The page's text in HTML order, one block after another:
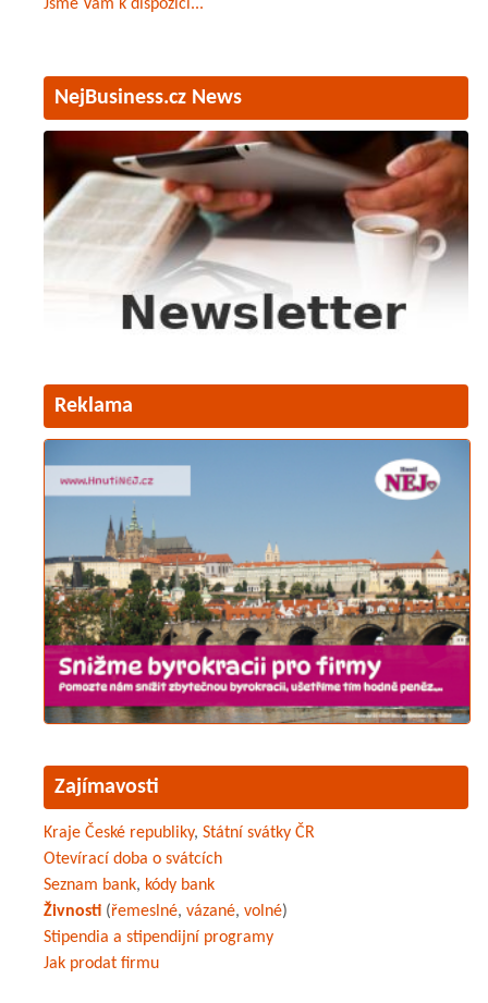
Jsme Vám k dispozici...
NejBusiness.cz News
Reklama
Zajímavosti
Kraje České republiky, Státní svátky ČR
Otevírací doba o svátcích
Seznam bank, kódy bank
Živnosti (řemeslné, vázané, volné)
Stipendia a stipendijní programy
Jak prodat firmu